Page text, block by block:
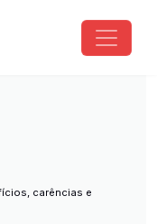
carências e